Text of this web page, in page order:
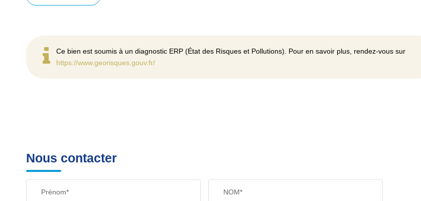
Ce bien est soumis à un diagnostic ERP (État des Risques et Pollutions). Pour en savoir plus, rendez-vous sur
https://www.georisques.gouv.fr/
Nous contacter
Prénom* NOM*